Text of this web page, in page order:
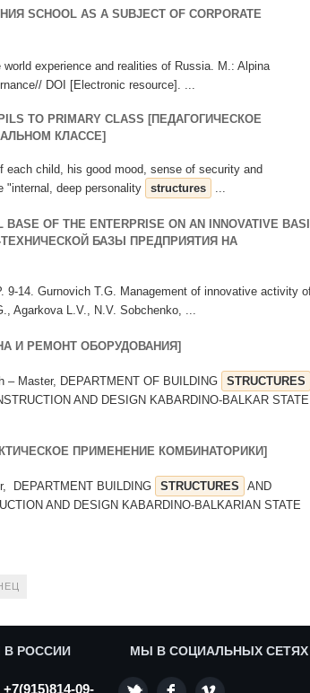
AS A SUBJECT OF CORPORATE
world experience and realities of Russia. M.: Alpina
DOI [Electronic resource]. ...
TO PRIMARY CLASS [ПЕДАГОГИЧЕСКОЕ
КЛАССЕ]
child, his good mood, sense of security and
"internal, deep personality
structures
...
OF THE ENTERPRISE ON AN INNOVATIVE
БАЗЫ ПРЕДПРИЯТИЯ НА
14. Gurnovich T.G. Management of innovative activity
Agarkova L.V., N.V. Sobchenko, ...
И РЕМОНТ ОБОРУДОВАНИЯ]
– Master, DEPARTMENT OF BUILDING
STRUCTURES
AND DESIGN KABARDINO-BALKAR STATE
ПРИМЕНЕНИЕ КОМБИНАТОРИКИ]
DEPARTMENT BUILDING STRUCTURES AND
AND DESIGN KABARDINO-BALKARIAN STATE
В РОССИИ
09-
МЫ В СОЦИАЛЬНЫХ СЕТЯХ